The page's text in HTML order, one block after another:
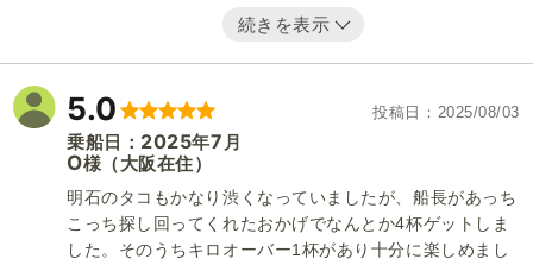
続きを表示
5.0 投稿日 2025/08/03
乗船日： 2025年7 月
O様 （大阪在住）
明石のタコもかなり渋くなっていましたが、船長があっち
こっち探し回ってくれたおかげでなんとか4杯ゲットしま
した。そのうちキロオーバー1杯があり十分に楽しめまし